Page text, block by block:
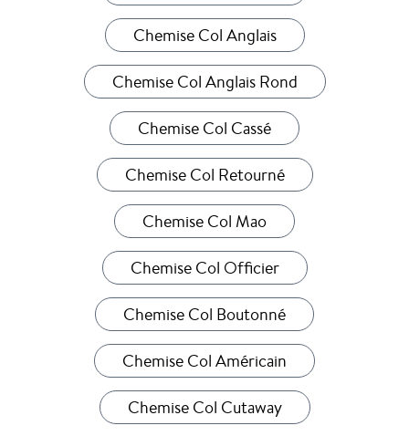
Chemise Col Anglais
Chemise Col Anglais Rond
Chemise Col Cassé
Chemise Col Retourné
Chemise Col Mao
Chemise Col Officier
Chemise Col Boutonné
Chemise Col Américain
Chemise Col Cutaway